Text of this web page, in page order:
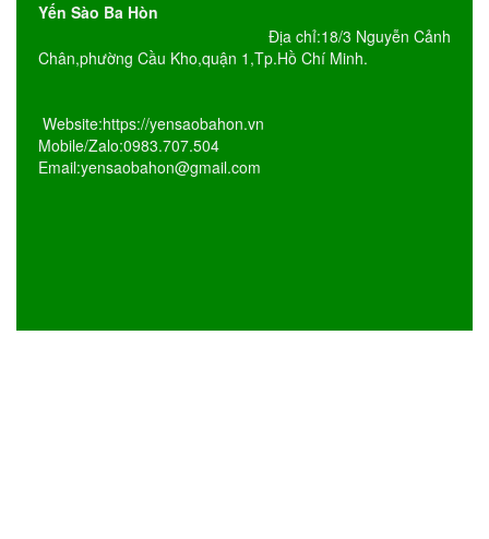
Yến Sào Ba Hòn
Địa chỉ:18/3 Nguyễn Cảnh
Chân,phường Cầu Kho,quận 1,Tp.Hồ Chí Minh.
Website:https://yensaobahon.vn
Mobile/Zalo:0983.707.504
Email:yensaobahon@gmail.com